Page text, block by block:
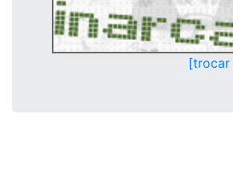
[trocar